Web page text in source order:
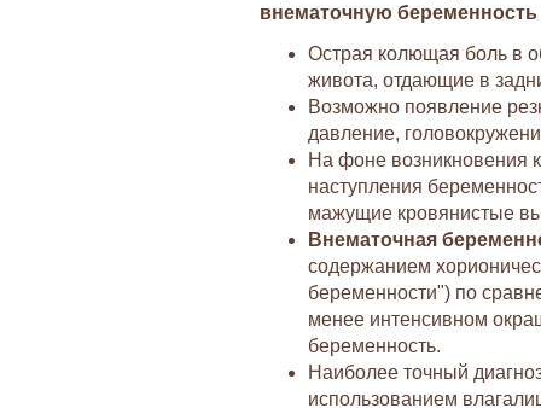
внематочную беременность
Острая колющая боль в
живота, отдающие в
Возможно появление
давление,
На фоне возникновения
наступления
мажущие кровянистые
Внематочная
содержанием
беременности") по
менее интенсивном
беременность.
Наиболее точный
использованием